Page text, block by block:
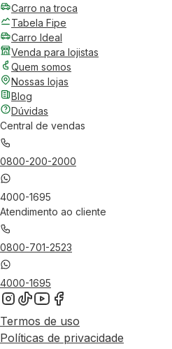
Carro na troca
Tabela Fipe
Carro Ideal
Venda para lojistas
Quem somos
Nossas lojas
Blog
Dúvidas
Central de vendas
0800-200-2000
4000-1695
Atendimento ao cliente
0800-701-2523
4000-1695
Termos de uso
Políticas de privacidade